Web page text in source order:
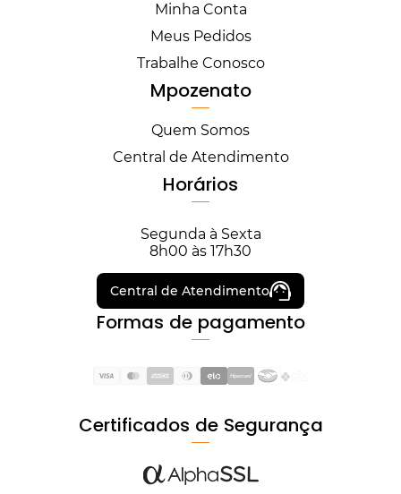
Minha Conta
Meus Pedidos
Trabalhe Conosco
Mpozenato
Quem Somos
Central de Atendimento
Horários
Segunda à Sexta
8h00 às 17h30
Central de Atendimento
Formas de pagamento
Certificados de Segurança